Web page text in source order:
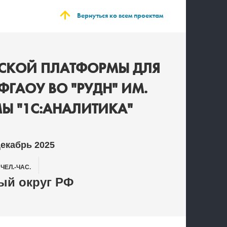
Вернуться ко всем проектам
ПЛАТФОРМЫ ДЛЯ
ФГАОУ ВО "РУДН" ИМ.
"1С:АНАЛИТИКА"
2025
ЧЕЛ.-ЧАС.
округ РФ